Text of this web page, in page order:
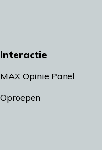
Interactie
MAX Opinie Panel
Oproepen